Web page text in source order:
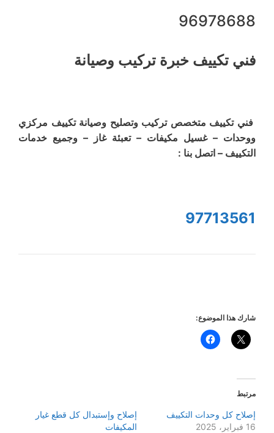
96978688
فني تكييف خبرة تركيب وصيانة
فني تكييف متخصص تركيب وتصليح وصيانة تكييف مركزي
ووحدات – غسيل مكيفات – تعبئة غاز – وجميع خدمات
التكييف – اتصل بنا :
97713561
شارك هذا الموضوع:
مرتبط
إصلاح كل وحدات التكييف
16 فبراير، 2025
إصلاح وإستبدال كل قطع غيار
المكيفات